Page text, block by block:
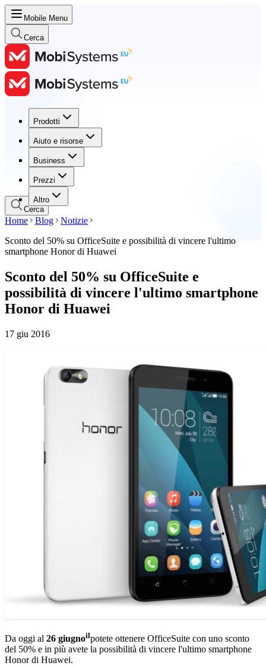
Mobile Menu
Cerca
Prodotti
Aiuto e risorse
Business
Prezzi
Altro
Prodotti
Aiuto e risorse
Business
Prezzi
Cerca
Home Blog
Notizie
Sconto del 50% su OfficeSuite e possibilità di vincere l'ultimo
smartphone Honor di Huawei
Sconto del 50% su OfficeSuite e
possibilità di vincere l'ultimo smartphone
Honor di Huawei
17 giu 2016
Da oggi al 26 giugnoilpotete ottenere OfficeSuite con uno sconto
del 50% e in più avete la possibilità di vincere l'ultimo smartphone
Honor di Huawei.